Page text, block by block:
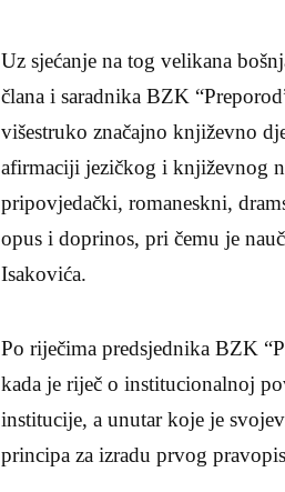
Uz sjećanje na tog velikana
člana i saradnika BZK
višestruko značajno književno
afirmaciji jezičkog i književnog
pripovjedački, romaneskni,
opus i doprinos, pri čemu je
Isakovića.
Po riječima predsjednika BZK
kada je riječ o institucionalnoj
institucije, a unutar koje je
principa za izradu prvog